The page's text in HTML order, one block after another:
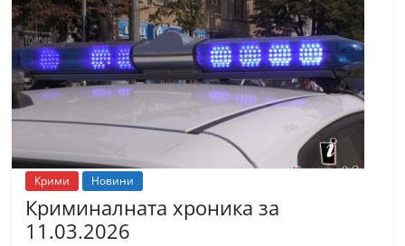
Крими Новини
Криминалната хроника за
11.03.2026